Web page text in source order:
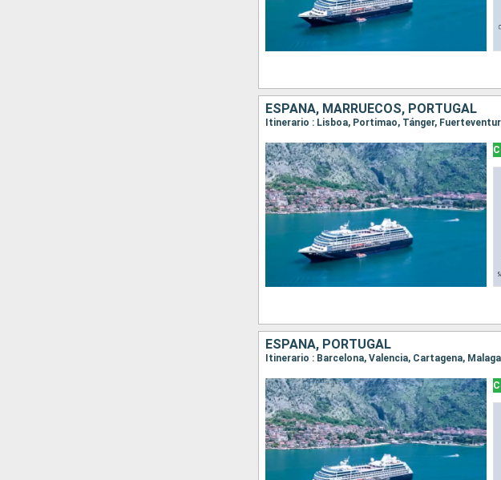
ESPAÑA, MARRUECOS, PORTUGAL
ESPAÑA, PORTUGAL
Itinerario : Barcelona, Valencia, Cartagena,